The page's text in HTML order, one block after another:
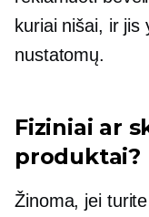
kuriai nišai, ir jis
nustatomų.
Fiziniai ar
produktai?
Žinoma, jei